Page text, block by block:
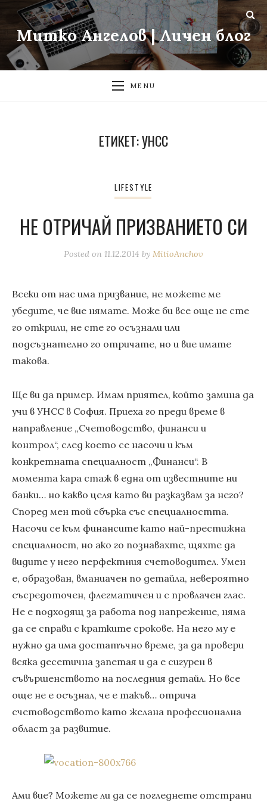
Митко Ангелов | Личен блог
MENU
ЕТИКЕТ:УНСС
LIFESTYLE
НЕ ОТРИЧАЙ ПРИЗВАНИЕТО СИ
Posted on 11.12.2014 by MitioAnchov
Всеки от нас има призвание, не можете ме
убедите, че вие нямате. Може би все още не сте
го открили, не сте го осъзнали или
подсъзнателно го отричате, но и вие имате
такова.
Ще ви да пример. Имам приятел, който замина да
учи в УНСС в София. Приеха го преди време в
направление „Счетоводство, финанси и
контрол“, след което се насочи и към
конкретната специалност „Финанси“. В
момента кара стаж в една от известните ни
банки… но какво целя като ви разказвам за него?
Според мен той сбърка със специалността.
Насочи се към финансите като най-престижна
специалност, но ако го познавахте, щяхте да
видите у него перфектния счетоводител. Умен
е, образован, вманиачен по детайла, невероятно
съсредоточен, флегматичен и с провлачен глас.
Не е подходящ за работа под напрежение, няма
да се справи с кратките срокове. На него му е
нужно да има достатъчно време, за да провери
всяка десетична запетая и да е сигурен в
съвършенството на последния детайл. Но все
още не е осъзнал, че е такъв… отрича
счетоводството като желана професионална
област за развитие.
Ами вие? Можете ли да се погледнете отстрани